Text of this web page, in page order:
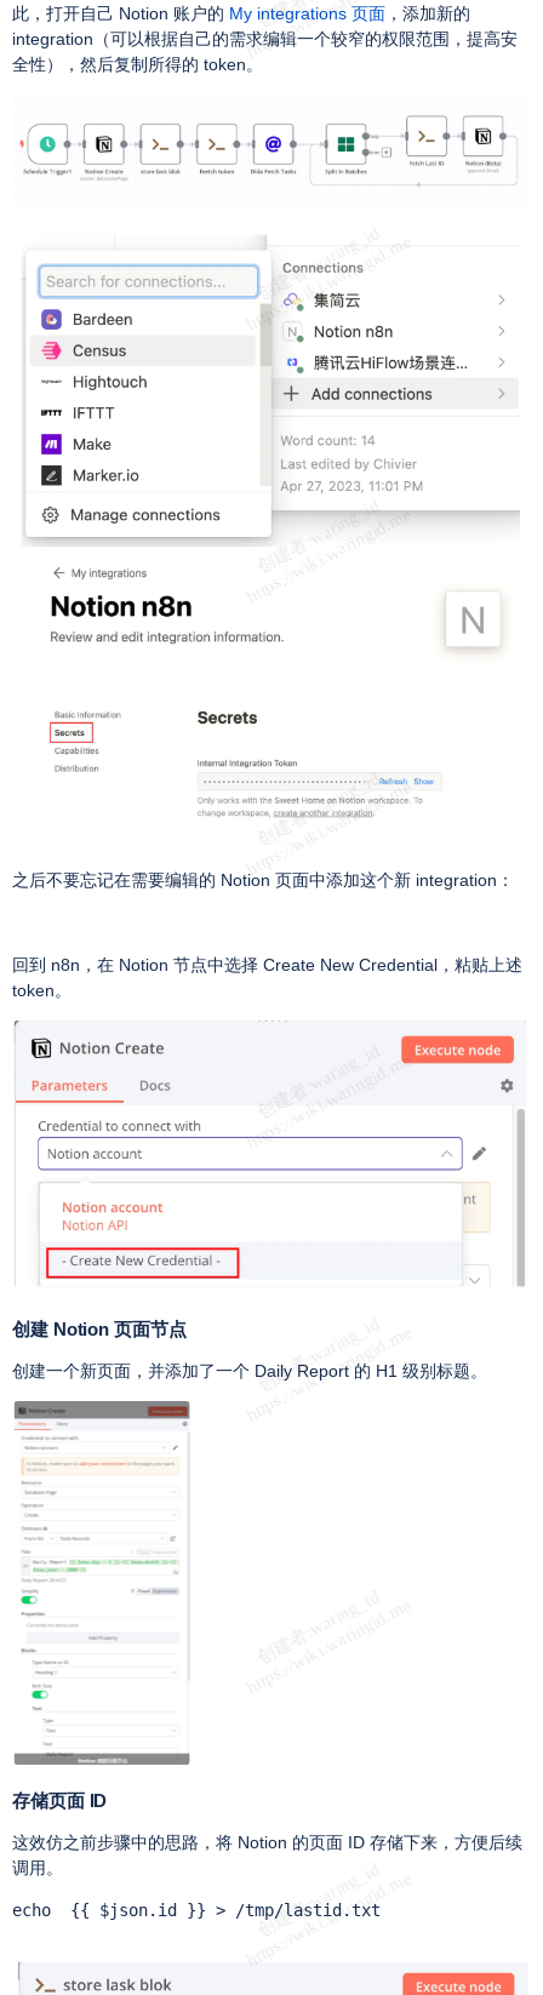
此，打开自己 Notion 账户的 My integrations 页面，添加新的
integration（可以根据自己的需求编辑一个较窄的权限范围，提高安
全性），然后复制所得的 token。
之后不要忘记在需要编辑的 Notion 页面中添加这个新 integration：
回到 n8n，在 Notion 节点中选择 Create New Credential，粘贴上述
token。
创建 Notion 页面节点
创建一个新页面，并添加了一个 Daily Report 的 H1 级别标题。
存储页面 ID
这效仿之前步骤中的思路，将 Notion 的页面 ID 存储下来，方便后续
调用。
echo  {{ $json.id }} > /tmp/lastid.txt